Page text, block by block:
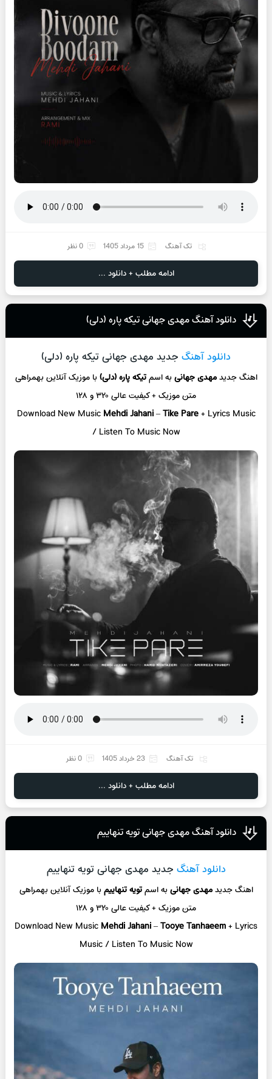
تک آهنگ 15 مرداد 1405 0 نظر
ادامه مطلب + دانلود ...
دانلود آهنگ مهدی جهانی تیکه پاره (دلی)
دانلود آهنگ جدید مهدی جهانی تیکه پاره (دلی)
اهنگ جدیدمهدی جهانیبه اسمتیکه پاره (دلی)با موزیک آنلاینبهمراهی
متن موزیک + کیفیت عالی ۳۲۰ و ۱۲۸
Download New Music Mehdi Jahani–Tike Pare+ Lyrics Music
/ Listen To Music Now
تک آهنگ 23 خرداد 1405 0 نظر
ادامه مطلب + دانلود ...
دانلود آهنگ مهدی جهانی تویه تنهاییم
دانلود آهنگ جدید مهدی جهانی تویه تنهاییم
اهنگ جدیدمهدی جهانیبه اسمتویه تنهاییمبا موزیک آنلاینبهمراهی
متن موزیک + کیفیت عالی ۳۲۰ و ۱۲۸
Download New Music Mehdi Jahani–Tooye Tanhaeem+ Lyrics
Music / Listen To Music Now